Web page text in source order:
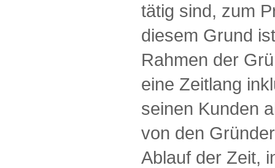
tätig sind, zum
diesem Grund
Rahmen der
eine Zeitlang
seinen Kunden
von den
Ablauf der Zeit,